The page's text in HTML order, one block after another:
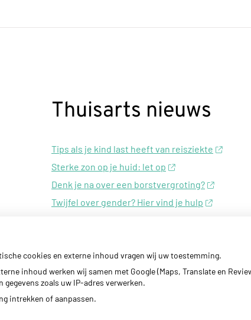
Thuisarts nieuws
Tips als je kind last heeft van reisziekte
Sterke zon op je huid: let op
Denk je na over een borstvergroting?
Twijfel over gender? Hier vind je hulp
cookies en externe inhoud vragen wij uw toestemming.
inhoud werken wij samen met Google (Maps, Translate en
zoals uw IP-adres verwerken.
intrekken of aanpassen.